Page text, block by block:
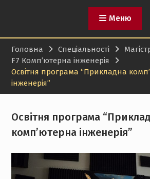
Меню
Головна Спеціальності
F7 Комп’ютерна інженерія
Освітня програма “Прикладна
інженерія”
Освітня програма
комп’ютерна інженерія”